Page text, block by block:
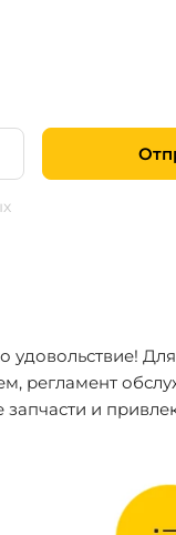
удовольствие!
регламент
и